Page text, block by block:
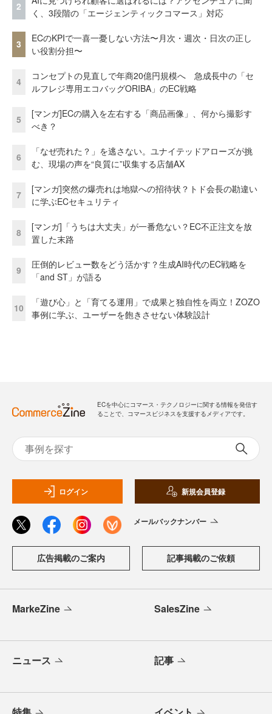
2
く、3段階の「エージェンティックコマース」対応
3
ECのKPIで一喜一憂しない方法〜月次・週次・日次の正し
い役割分担〜
4
コンセプトの見直しで年商20億円規模へ 急成長中の「セ
ルフレジ専用エコバッグORIBA」のEC戦略
5
[マンガ]ECの購入を左右する「商品画像」、何から撮影す
べき？
6
「なぜ売れた？」を逃さない。ユナイテッドアローズが挑
む、現場の声を“良質に”収集する店舗AX
7
[マンガ]突然の爆売れは地獄への招待状？トド会長の勘違い
に学ぶECセキュリティ
8
[マンガ]「うちは大丈夫」が一番危ない？EC不正注文を放
置した末路
9
圧倒的レビュー数をどう活かす？生成AI時代のEC戦略を
「and ST」が語る
10
「遊び心」と「育てる運用」で成果と独自性を両立！ZOZO
事例に学ぶ、ユーザーを飽きさせない体験設計
ECを中心にコマース・テクノロジーに関する情報を発信す
ることで、コマースビジネスを支援するメディアです。
ログイン 新規会員登録
メールバックナンバー
広告掲載のご案内 記事掲載のご依頼
MarkeZine SalesZine
ニュース 記事